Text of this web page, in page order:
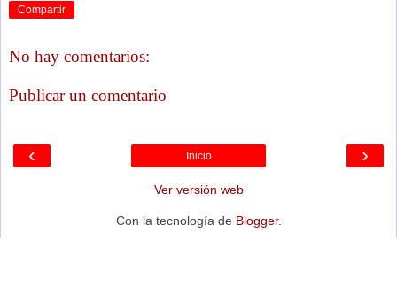
Compartir
No hay comentarios:
Publicar un comentario
‹ ›
Inicio
Ver versión web
Con la tecnología de Blogger.